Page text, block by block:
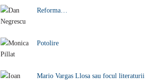
Reforma…
Potolire
Mario Vargas Llosa sau focul literaturii